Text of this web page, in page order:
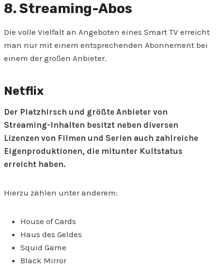
8. Streaming-Abos
Die volle Vielfalt an Angeboten eines Smart TV erreicht
man nur mit einem entsprechenden Abonnement bei
einem der großen Anbieter.
Netflix
Der Platzhirsch und größte Anbieter von
Streaming-Inhalten besitzt neben diversen
Lizenzen von Filmen und Serien auch zahlreiche
Eigenproduktionen, die mitunter Kultstatus
erreicht haben.
Hierzu zählen unter anderem:
House of Cards
Haus des Geldes
Squid Game
Black Mirror